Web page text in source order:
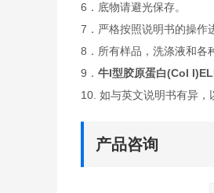
6．底物请避光保存。
7．严格按照说明书的操作
8．所有样品，洗涤液和各
9． 牛I型胶原蛋白(Col
10. 如与英文说明书有异，
产品咨询